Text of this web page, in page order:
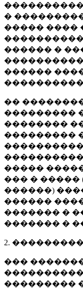
�
����� ����
������ �
������
��
���������
��������
���������
�����
��� � �����
������)
������
������� �
������� �
2.
���
���������